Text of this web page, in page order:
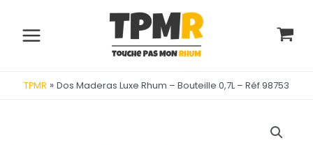
contenu
Main
TPMR » Dos Maderas Luxe Rhum – Bouteille 0,7L – Réf 98753